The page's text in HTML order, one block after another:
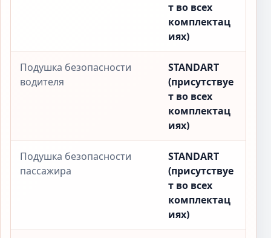
т во всех
комплектац
иях)
Подушка безопасности
водителя
STANDART
(присутствуе
т во всех
комплектац
иях)
Подушка безопасности
пассажира
STANDART
(присутствуе
т во всех
комплектац
иях)